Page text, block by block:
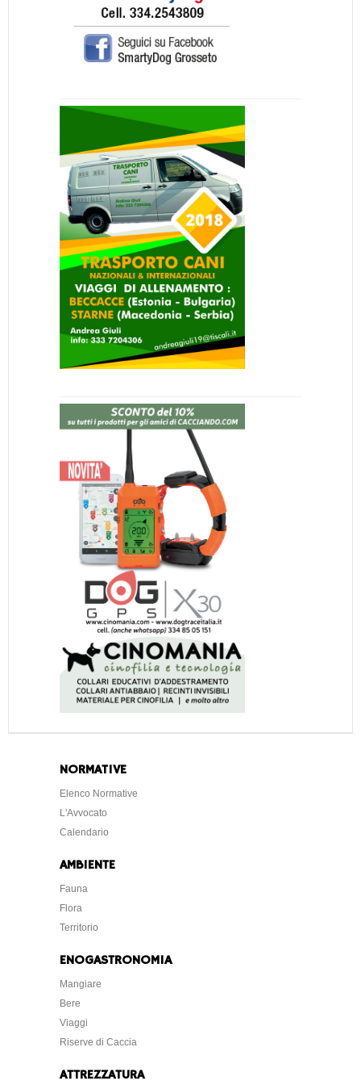
NORMATIVE
Elenco Normative
L'Avvocato
Calendario
AMBIENTE
Fauna
Flora
Territorio
ENOGASTRONOMIA
Mangiare
Bere
Viaggi
Riserve di Caccia
ATTREZZATURA